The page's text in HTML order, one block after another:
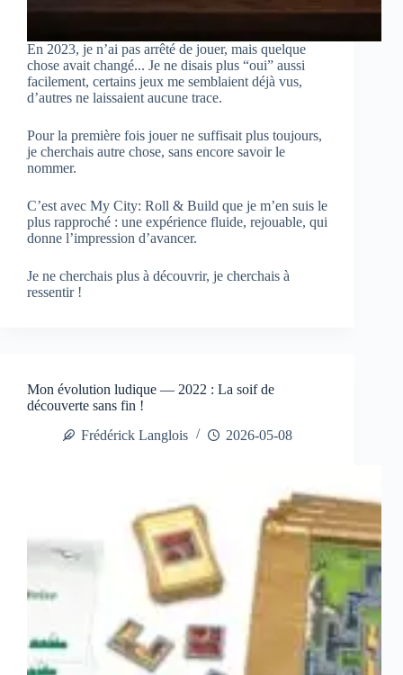
En 2023, je n’ai pas arrêté de jouer, mais quelque
chose avait changé... Je ne disais plus “oui” aussi
facilement, certains jeux me semblaient déjà vus,
d’autres ne laissaient aucune trace.
Pour la première fois jouer ne suffisait plus toujours,
je cherchais autre chose, sans encore savoir le
nommer.
C’est avec My City: Roll & Build que je m’en suis le
plus rapproché : une expérience fluide, rejouable, qui
donne l’impression d’avancer.
Je ne cherchais plus à découvrir, je cherchais à
ressentir !
Mon évolution ludique — 2022 : La soif de
découverte sans fin !
Frédérick Langlois
2026-05-08